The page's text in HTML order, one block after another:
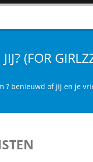
(FOR
? benieuwd of jij en je